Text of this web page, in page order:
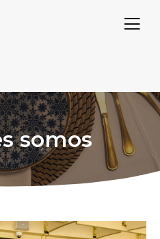
somos